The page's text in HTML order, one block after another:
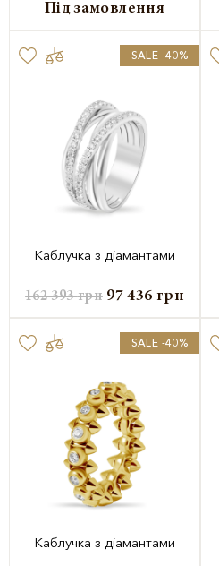
Під замовлення
SALE -40%
Каблучка з діамантами
162 393грн 97 436 грн
SALE -40%
Каблучка з діамантами